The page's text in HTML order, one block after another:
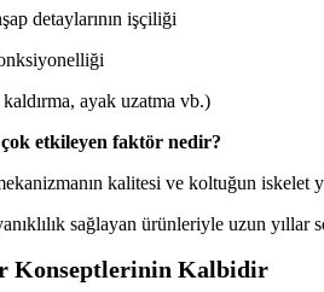
detaylarının işçiliği
ayak uzatma vb.)
etkileyen faktör nedir?
kalitesi ve koltuğun iskelet
sağlayan ürünleriyle uzun yıllar
Konseptlerinin Kalbidir